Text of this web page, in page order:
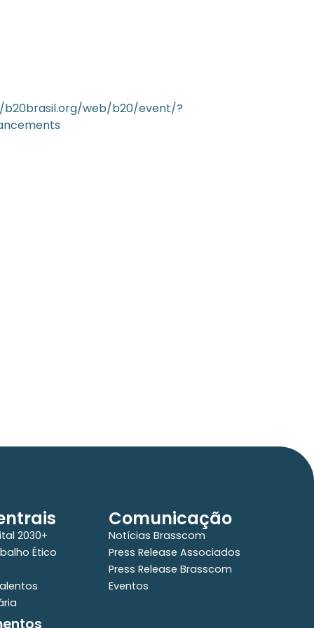
web/b20/event/?
2030+
Ético
Comunicação
Notícias Brasscom
Press Release Associados
Press Release Brasscom
Eventos